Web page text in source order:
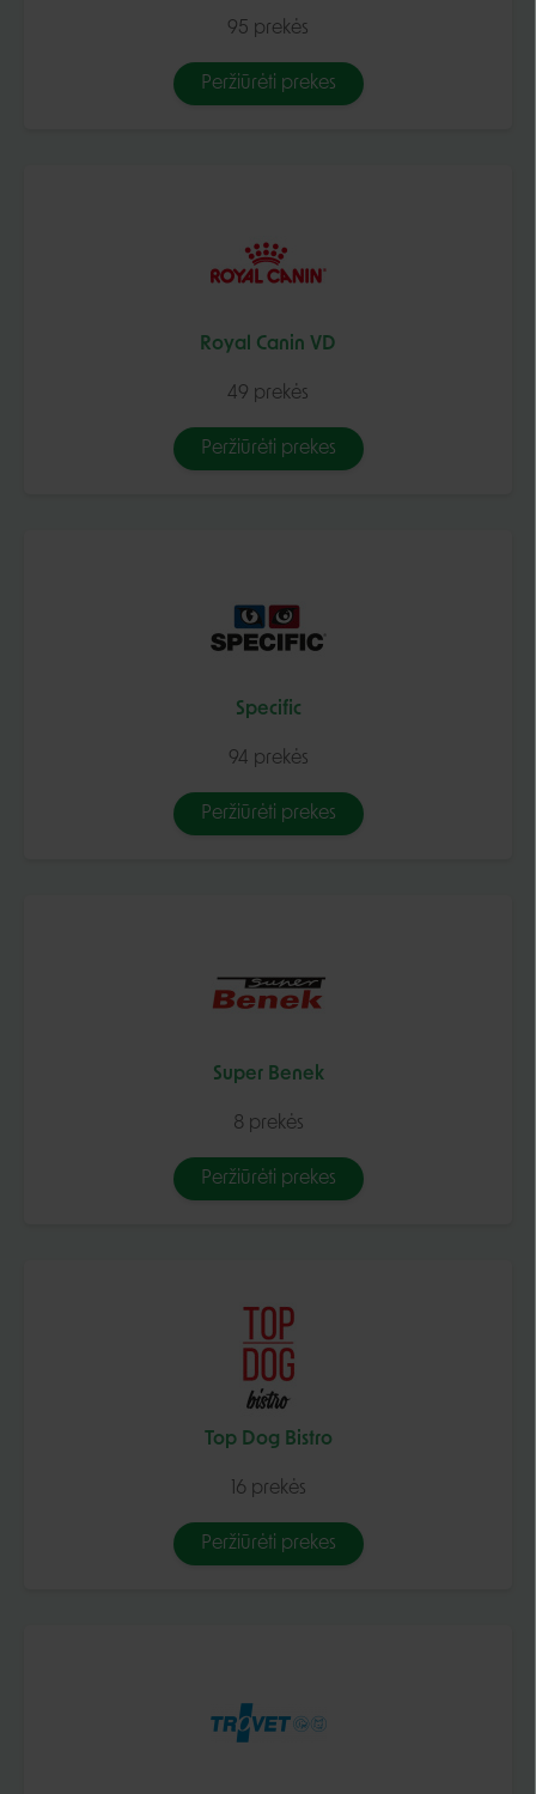
95 prekės
Peržiūrėti prekes
Royal Canin VD
49 prekės
Peržiūrėti prekes
Specific
94 prekės
Peržiūrėti prekes
Super Benek
8 prekės
Peržiūrėti prekes
Top Dog Bistro
16 prekės
Peržiūrėti prekes